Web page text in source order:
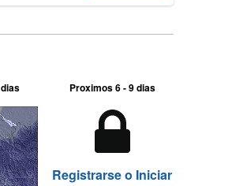
Proximos 6 - 9 dias
Registrarse o Iniciar